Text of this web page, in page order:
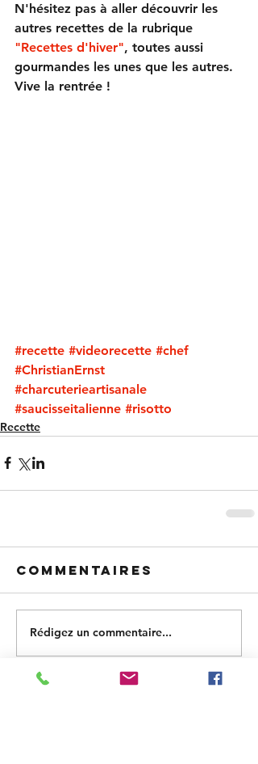
N'hésitez pas à aller découvrir les
autres recettes de la rubrique
"Recettes d'hiver", toutes aussi
gourmandes les unes que les autres.
Vive la rentrée !
#recette #videorecette #chef
#ChristianErnst
#charcuterieartisanale
#saucisseitalienne #risotto
Recette
Commentaires
Rédigez un commentaire...